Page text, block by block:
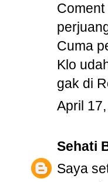
Cuma
Klo
gak di
April
Sehati
Saya